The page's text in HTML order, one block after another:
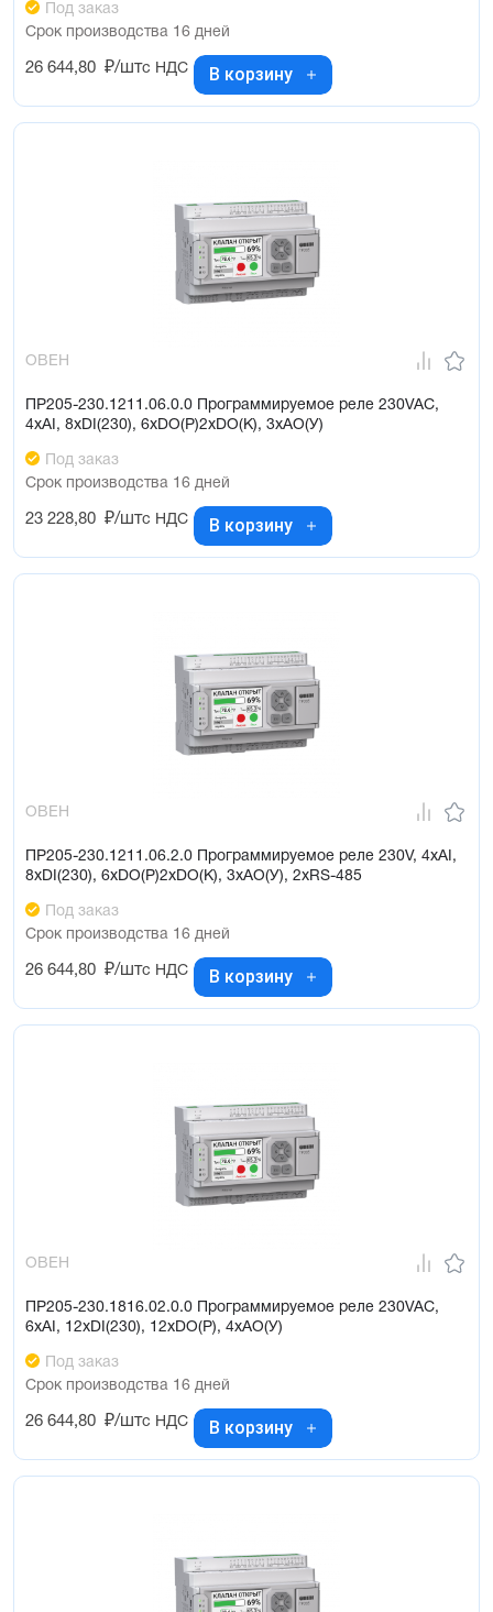
Под заказ
Срок производства 16 дней
26 644,80 ₽/штс НДС В корзину
ОВЕН
ПР205-230.1211.06.0.0 Программируемое реле 230VAC,
4xAI, 8xDI(230), 6xDO(Р)2xDO(K), 3xAO(У)
Под заказ
Срок производства 16 дней
23 228,80 ₽/штс НДС В корзину
ОВЕН
ПР205-230.1211.06.2.0 Программируемое реле 230V, 4xAI,
8xDI(230), 6xDO(Р)2xDO(K), 3xAO(У), 2хRS-485
Под заказ
Срок производства 16 дней
26 644,80 ₽/штс НДС В корзину
ОВЕН
ПР205-230.1816.02.0.0 Программируемое реле 230VAC,
6xAI, 12xDI(230), 12xDO(Р), 4xAO(У)
Под заказ
Срок производства 16 дней
26 644,80 ₽/штс НДС В корзину